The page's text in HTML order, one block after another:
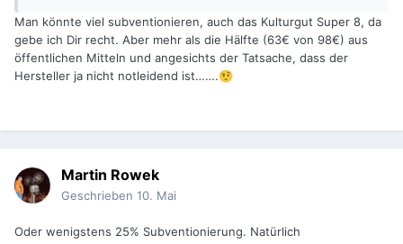
Man könnte viel subventionieren, auch das Kulturgut Super 8, da
gebe ich Dir recht. Aber mehr als die Hälfte (63€ von 98€) aus
öffentlichen Mitteln und angesichts der Tatsache, dass der
Hersteller ja nicht notleidend ist…….🤨
Martin Rowek
Geschrieben 10. Mai
Oder wenigstens 25% Subventionierung. Natürlich